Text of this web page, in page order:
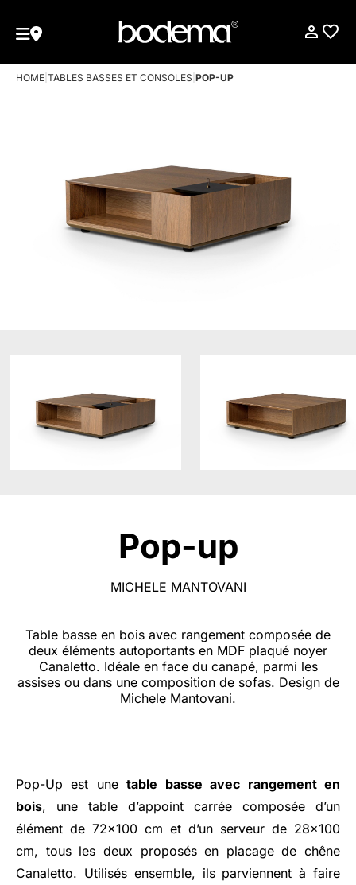
HOME TABLES BASSES ET CONSOLES POP-UP
Pop-up
MICHELE MANTOVANI
Table basse en bois avec rangement composée de
deux éléments autoportants en MDF plaqué noyer
Canaletto. Idéale en face du canapé, parmi les
assises ou dans une composition de sofas. Design de
Michele Mantovani.
Pop-Up est unetable basse avec rangement en
bois, une table d’appoint carrée composée d’un
élément de 72x100 cm et d’un serveur de 28x100
cm, tous les deux proposés en placage de chêne
Canaletto. Utilisés ensemble, ils parviennent à faire